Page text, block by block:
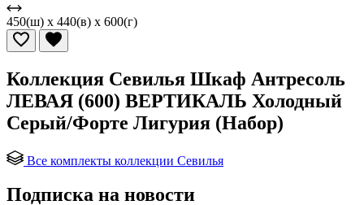
450(ш) x 440(в) x 600(г)
Коллекция Севилья Шкаф Антресоль
ЛЕВАЯ (600) ВЕРТИКАЛЬ Холодный
Серый/Форте Лигурия (Набор)
Все комплекты коллекции Севилья
Подписка на новости